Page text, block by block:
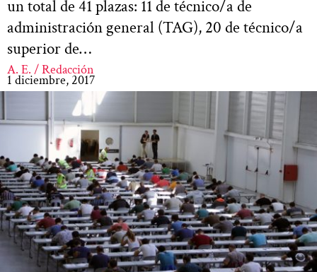
un total de 41 plazas: 11 de técnico/a de
administración general (TAG), 20 de técnico/a
superior de…
A. E. / Redacción
1 diciembre, 2017